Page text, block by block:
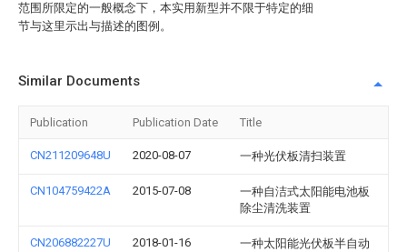
范围所限定的一般概念下，本实用新型并不限于特定的细
节与这里示出与描述的图例。
Similar Documents
Publication Publication Date Title
CN211209648U 2020-08-07 一种光伏板清扫装置
CN104759422A 2015-07-08
一种自洁式太阳能电池板
除尘清洗装置
CN206882227U 2018-01-16
一种太阳能光伏板半自动